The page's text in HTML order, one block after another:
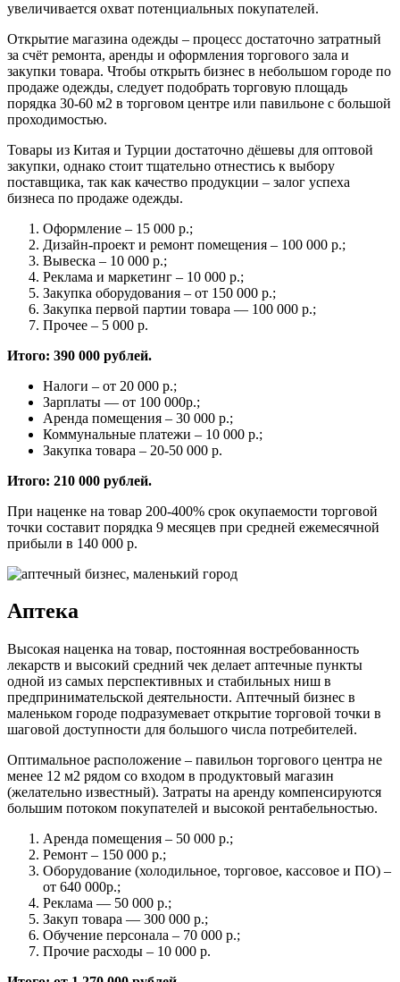
увеличивается охват потенциальных покупателей.
Открытие магазина одежды – процесс достаточно затратный
за счёт ремонта, аренды и оформления торгового зала и
закупки товара. Чтобы открыть бизнес в небольшом городе по
продаже одежды, следует подобрать торговую площадь
порядка 30-60 м2 в торговом центре или павильоне с большой
проходимостью.
Товары из Китая и Турции достаточно дёшевы для оптовой
закупки, однако стоит тщательно отнестись к выбору
поставщика, так как качество продукции – залог успеха
бизнеса по продаже одежды.
Оформление – 15 000 р.;
Дизайн-проект и ремонт помещения – 100 000 р.;
Вывеска – 10 000 р.;
Реклама и маркетинг – 10 000 р.;
Закупка оборудования – от 150 000 р.;
Закупка первой партии товара — 100 000 р.;
Прочее – 5 000 р.
Итого: 390 000 рублей.
Налоги – от 20 000 р.;
Зарплаты — от 100 000р.;
Аренда помещения – 30 000 р.;
Коммунальные платежи – 10 000 р.;
Закупка товара – 20-50 000 р.
Итого: 210 000 рублей.
При наценке на товар 200-400% срок окупаемости торговой
точки составит порядка 9 месяцев при средней ежемесячной
прибыли в 140 000 р.
Аптека
Высокая наценка на товар, постоянная востребованность
лекарств и высокий средний чек делает аптечные пункты
одной из самых перспективных и стабильных ниш в
предпринимательской деятельности. Аптечный бизнес в
маленьком городе подразумевает открытие торговой точки в
шаговой доступности для большого числа потребителей.
Оптимальное расположение – павильон торгового центра не
менее 12 м2 рядом со входом в продуктовый магазин
(желательно известный). Затраты на аренду компенсируются
большим потоком покупателей и высокой рентабельностью.
Аренда помещения – 50 000 р.;
Ремонт – 150 000 р.;
Оборудование (холодильное, торговое, кассовое и ПО) –
от 640 000р.;
Реклама — 50 000 р.;
Закуп товара — 300 000 р.;
Обучение персонала – 70 000 р.;
Прочие расходы – 10 000 р.